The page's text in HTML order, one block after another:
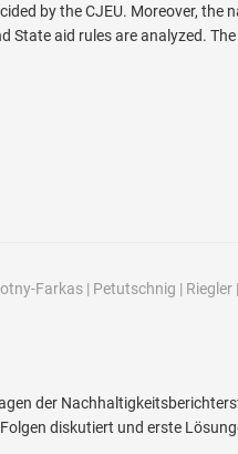
by the CJEU. Moreover, the
State aid rules are analyzed.
Farkas| Petutschnig | Riegler|
der
diskutiert und erste